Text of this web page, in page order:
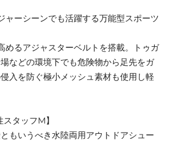
ャーシーンでも活躍する万能型スポーツ
めるアジャスターベルトを搭載。トゥガ
などの環境下でも危険物から足先をガ
入を防ぐ極小メッシュ素材も使用し軽
タッフM】
もいうべき水陸両用アウトドアシュー